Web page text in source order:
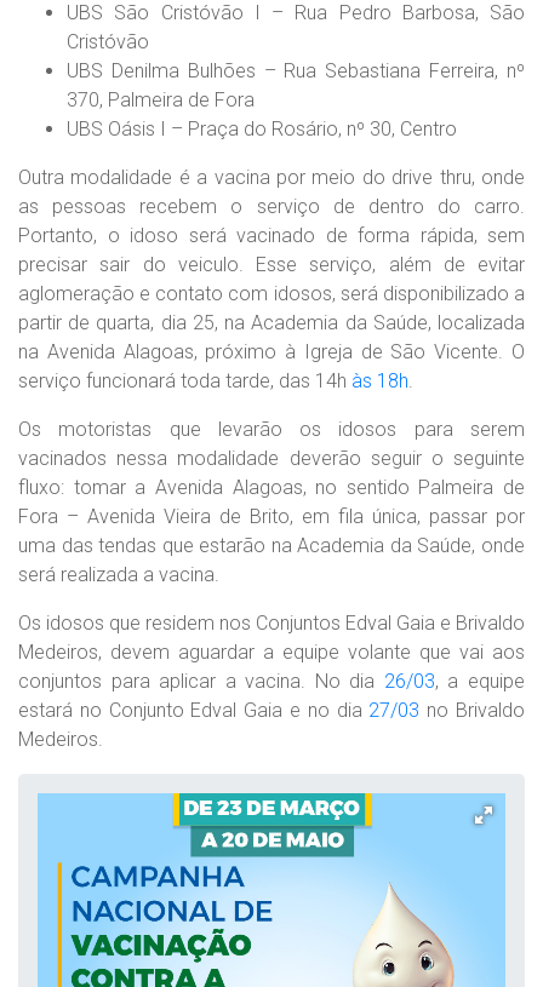
UBS São Cristóvão I – Rua Pedro Barbosa, São
Cristóvão
UBS Denilma Bulhões – Rua Sebastiana Ferreira, nº
370, Palmeira de Fora
UBS Oásis I – Praça do Rosário, nº 30, Centro
Outra modalidade é a vacina por meio do drive thru, onde
as pessoas recebem o serviço de dentro do carro.
Portanto, o idoso será vacinado de forma rápida, sem
precisar sair do veiculo. Esse serviço, além de evitar
aglomeração e contato com idosos, será disponibilizado a
partir de quarta, dia 25, na Academia da Saúde, localizada
na Avenida Alagoas, próximo à Igreja de São Vicente. O
serviço funcionará toda tarde, das 14h às 18h.
Os motoristas que levarão os idosos para serem
vacinados nessa modalidade deverão seguir o seguinte
fluxo: tomar a Avenida Alagoas, no sentido Palmeira de
Fora – Avenida Vieira de Brito, em fila única, passar por
uma das tendas que estarão na Academia da Saúde, onde
será realizada a vacina.
Os idosos que residem nos Conjuntos Edval Gaia e Brivaldo
Medeiros, devem aguardar a equipe volante que vai aos
conjuntos para aplicar a vacina. No dia 26/03, a equipe
estará no Conjunto Edval Gaia e no dia 27/03 no Brivaldo
Medeiros.